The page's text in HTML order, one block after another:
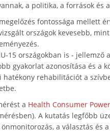
a politika, a források és
fontossága mellett
országok kevesebb,
15 országokban is -
gyakorlat azonosítása és a
rehabilitációt a
a Health Consumer
A kutatás legfőbb
a választás